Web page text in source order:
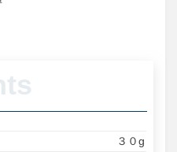
３０g